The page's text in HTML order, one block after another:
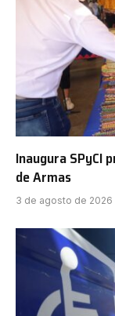
Inaugura SPyCI
de Armas
3 de agosto de 2026